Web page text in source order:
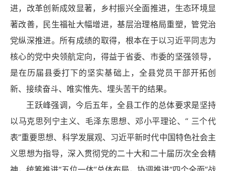
进，改革创新成效显著，乡村振兴全面推进，生态环境显
著改善，民生福祉大幅增进，基层治理格局重塑，管党治
党纵深推进。所有成绩的取得，根本在于以习近平同志为
核心的党中央领航定向，得益于省委、市委的坚强领导，
是在历届县委打下的坚实基础上，全县党员干部开拓创
新、接续奋斗、唯实惟先、埋头苦干的结果。
王跃峰强调，今后五年，全县工作的总体要求是坚持
以马克思列宁主义、毛泽东思想、邓小平理论、“ 三个代
表”重要思想、科学发展观、习近平新时代中国特色社会主
义思想为指导，深入贯彻党的二十大和二十届历次全会精